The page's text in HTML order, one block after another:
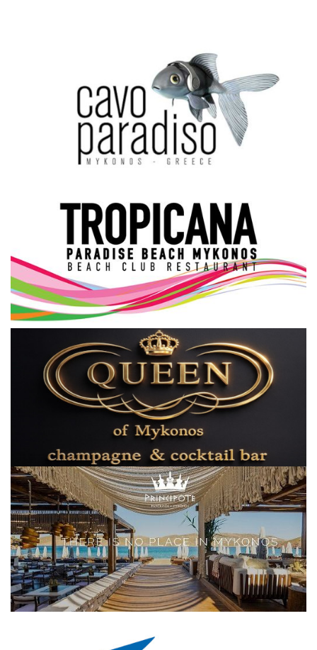
Σεβασμιώτατος Δωρόθεος Β’
Cost Of Living Crisis
Opinion + Analysis
L’Art des Sens
Local Elections 2023
All News
Elections 2023
Γλώσσα
Ελληνικά English